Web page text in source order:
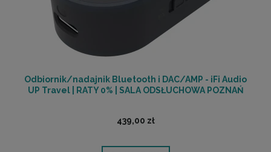
Odbiornik/nadajnik Bluetooth i DAC/AMP - iFi Audio
UP Travel | RATY 0% | SALA ODSŁUCHOWA POZNAŃ
439,00 zł